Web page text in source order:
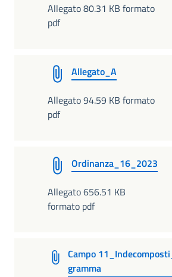
Allegato 80.31 KB formato
pdf
Allegato_A
Allegato 94.59 KB formato
pdf
Ordinanza_16_2023
Allegato 656.51 KB
formato pdf
Campo
gramma